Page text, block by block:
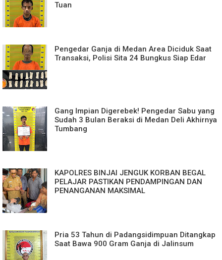
Tuan
Pengedar Ganja di Medan Area Diciduk Saat
Transaksi, Polisi Sita 24 Bungkus Siap Edar
Gang Impian Digerebek! Pengedar Sabu yang
Sudah 3 Bulan Beraksi di Medan Deli Akhirnya
Tumbang
KAPOLRES BINJAI JENGUK KORBAN BEGAL
PELAJAR PASTIKAN PENDAMPINGAN DAN
PENANGANAN MAKSIMAL
Pria 53 Tahun di Padangsidimpuan Ditangkap
Saat Bawa 900 Gram Ganja di Jalinsum